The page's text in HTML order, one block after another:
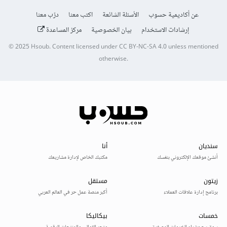
عن أكاديمية حسوب الأسئلة الشائعة اكتب معنا
درّب معنا
إرشادات الاستخدام
بيان الخصوصية مركز المساعدة
© 2025Hsoub.Content licensed underCC BY-NC-SA 4.0unless mentioned
otherwise.